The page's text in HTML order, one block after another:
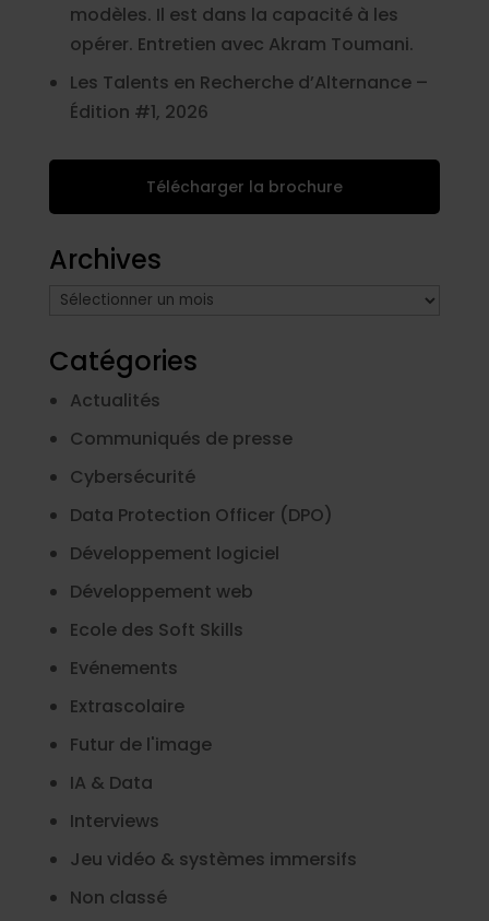
modèles. Il est dans la capacité à les
opérer. Entretien avec Akram Toumani.
Les Talents en Recherche d’Alternance –
Édition #1, 2026
Télécharger la brochure
Archives
Archives
Catégories
Actualités
Communiqués de presse
Cybersécurité
Data Protection Officer (DPO)
Développement logiciel
Développement web
Ecole des Soft Skills
Evénements
Extrascolaire
Futur de l'image
IA & Data
Interviews
Jeu vidéo & systèmes immersifs
Non classé